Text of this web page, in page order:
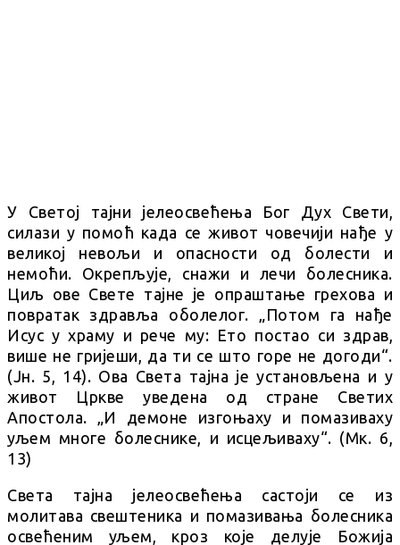
У Светој тајни јелеосвећења Бог Дух Свети,
силази у помоћ када се живот човечији нађе у
великој невољи и опасности од болести и
немоћи. Окрепљује, снажи и лечи болесника.
Циљ ове Свете тајне је опраштање грехова и
повратак здравља оболелог. „Потом га нађе
Исус у храму и рече му: Ето постао си здрав,
више не гријеши, да ти се што горе не догоди“.
(Јн. 5, 14). Ова Света тајна је установљена и у
живот Цркве уведена од стране Светих
Апостола. „И демоне изгоњаху и помазиваху
уљем многе болеснике, и исцељиваху“. (Мк. 6,
13)
Света тајна јелеосвећења састоји се из
молитава свештеника и помазивања болесника
освећеним уљем, кроз које делује Божија